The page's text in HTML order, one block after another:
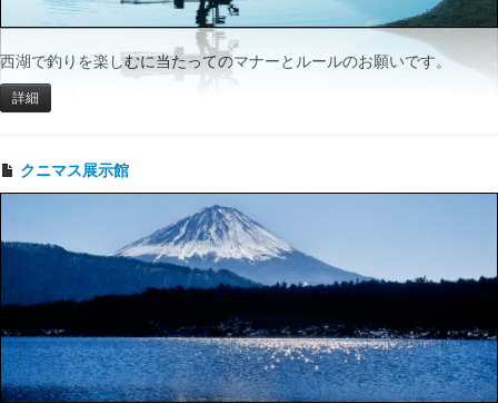
西湖で釣りを楽しむに当たってのマナーとルールのお願いです。
詳細
クニマス展示館